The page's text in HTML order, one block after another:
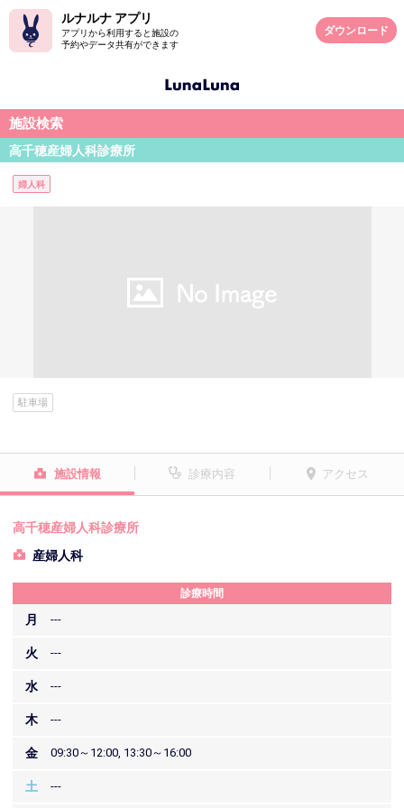
ルナルナ アプリ
アプリから利用すると施設の
予約やデータ共有ができます
ダウンロード
施設検索
高千穂産婦人科診療所
婦人科
駐車場
施設情報 診療内容 アクセス
高千穂産婦人科診療所
産婦人科
診療時間
月 ---
火 ---
水 ---
木 ---
金 09:30～12:00, 13:30～16:00
土 ---